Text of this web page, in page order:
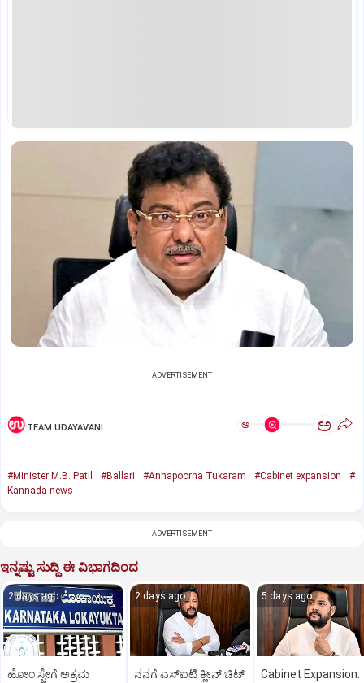
ADVERTISEMENT
TEAM UDAYAVANI ಅ ಅ
#Minister M.B. Patil #Ballari #Annapoorna Tukaram #Cabinet expansion
#
Kannada news
ADVERTISEMENT
ಇನ್ನಷ್ಟು ಸುದ್ದಿ ಈ ವಿಭಾಗದಿಂದ
2 days ago
ಹೋಂ ಸ್ಟೇಗೆ ಅಕ್ರಮ
2 days ago
ನನಗೆ ಎಸ್ಐಟಿ ಕ್ಲೀನ್ ಚಿಟ್
5 days ago
Cabinet Expansion: